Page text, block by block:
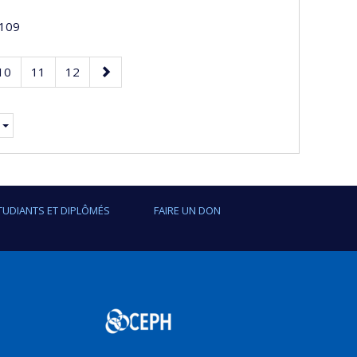
Page
11 Page
12
Page
suivante
ET DIPLÔMÉS FAIRE UN DON